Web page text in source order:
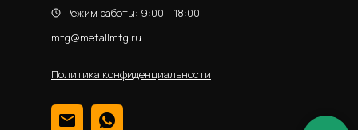
Режим работы: 9:00 – 18:00
mtg@metallmtg.ru
Политика конфиденциальности